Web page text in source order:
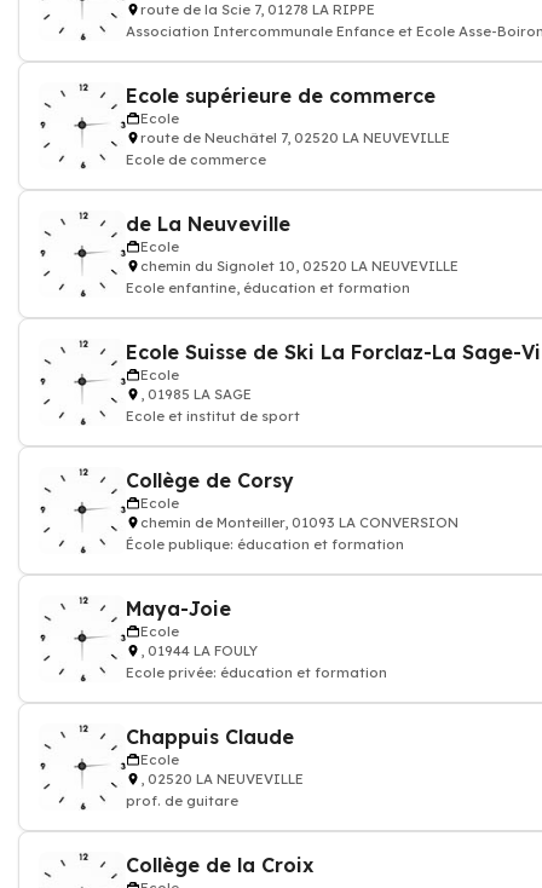
route de la Scie 7, 01278 LA RIPPE
Association Intercommunale Enfance et Ecole Asse-
Ecole supérieure de commerce
Ecole
route de Neuchâtel 7, 02520 LA NEUVEVILLE
Ecole de commerce
de La Neuveville
Ecole
chemin du Signolet 10, 02520 LA NEUVEVILLE
Ecole enfantine, éducation et formation
Ecole Suisse de Ski La Forclaz-La Sage-
Ecole
, 01985 LA SAGE
Ecole et institut de sport
Collège de Corsy
Ecole
chemin de Monteiller, 01093 LA CONVERSION
École publique: éducation et formation
Maya-Joie
Ecole
, 01944 LA FOULY
Ecole privée: éducation et formation
Chappuis Claude
Ecole
, 02520 LA NEUVEVILLE
prof. de guitare
Collège de la Croix